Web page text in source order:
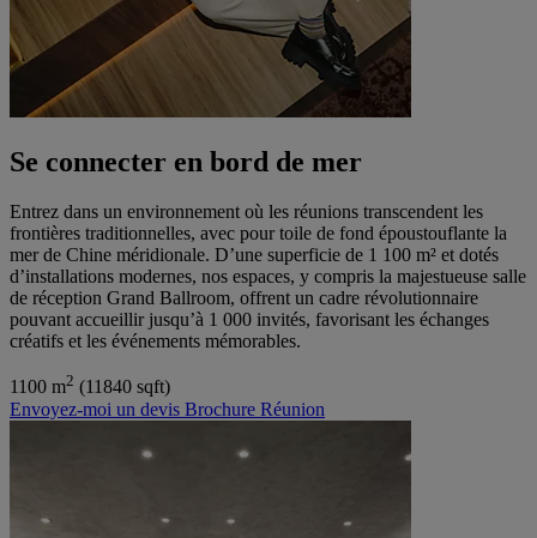
Se connecter en bord de mer
Entrez dans un environnement où les réunions transcendent les
frontières traditionnelles, avec pour toile de fond époustouflante la
mer de Chine méridionale. D’une superficie de 1 100 m² et dotés
d’installations modernes, nos espaces, y compris la majestueuse salle
de réception Grand Ballroom, offrent un cadre révolutionnaire
pouvant accueillir jusqu’à 1 000 invités, favorisant les échanges
créatifs et les événements mémorables.
1100 m2 (11840 sqft)
Envoyez-moi un devis Brochure Réunion